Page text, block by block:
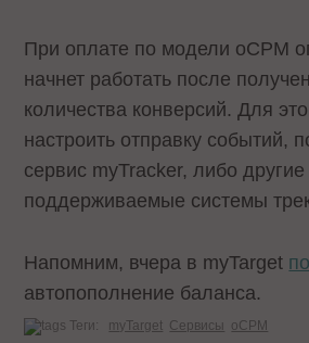
При оплате по модели oCPM
начнет работать после
количества конверсий. Для
настроить отправку событий,
сервис myTracker, либо другие
поддерживаемые системы
Напомним, вчера в myTarget
автопополнение баланса.
Теги: myTarget Сервисы oCPM